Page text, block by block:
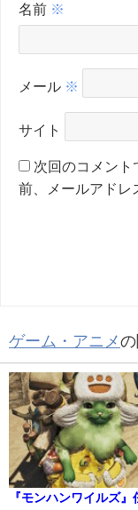
名前 ※
メール ※
サイト
次回のコメント
前、メールアドレ
ゲーム・アニメ
『モンハンワイルズ』